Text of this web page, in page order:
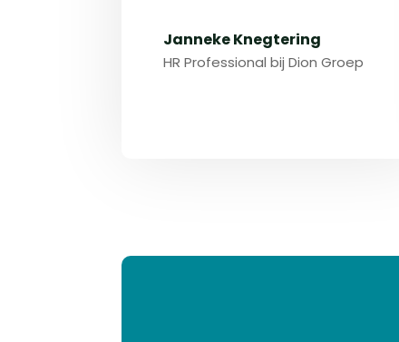
Janneke Knegtering
HR Professional bij Dion Groep